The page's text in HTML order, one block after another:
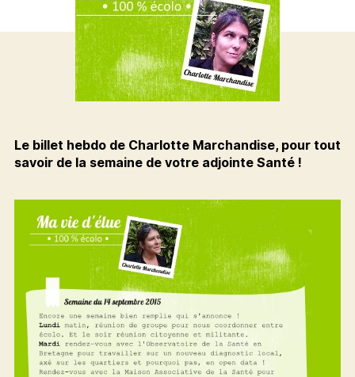
Le billet hebdo de Charlotte Marchandise, pour tout
savoir de la semaine de votre adjointe Santé !